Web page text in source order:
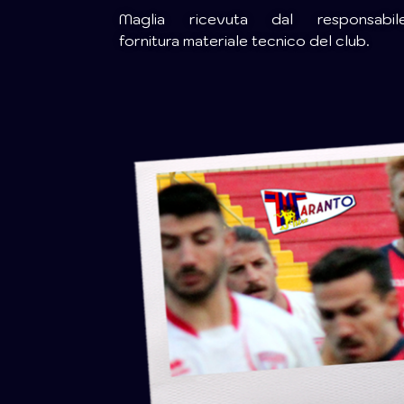
Maglia ricevuta dal
fornitura materiale tecnico del club.